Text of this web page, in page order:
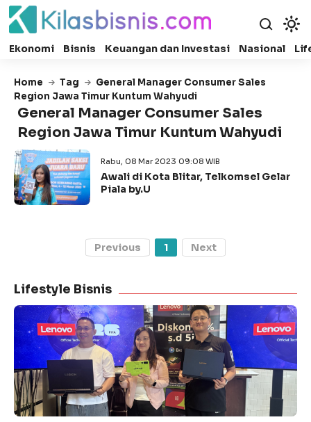
Ekonomi Bisnis Keuangan dan Investasi Nasional
Home Tag
General Manager Consumer Sales
Region Jawa Timur Kuntum Wahyudi
General Manager Consumer Sales
Region Jawa Timur Kuntum Wahyudi
Rabu, 08 Mar 2023 09:08 WIB
Awali di Kota Blitar, Telkomsel Gelar
Piala by.U
Previous 1 Next
Lifestyle Bisnis